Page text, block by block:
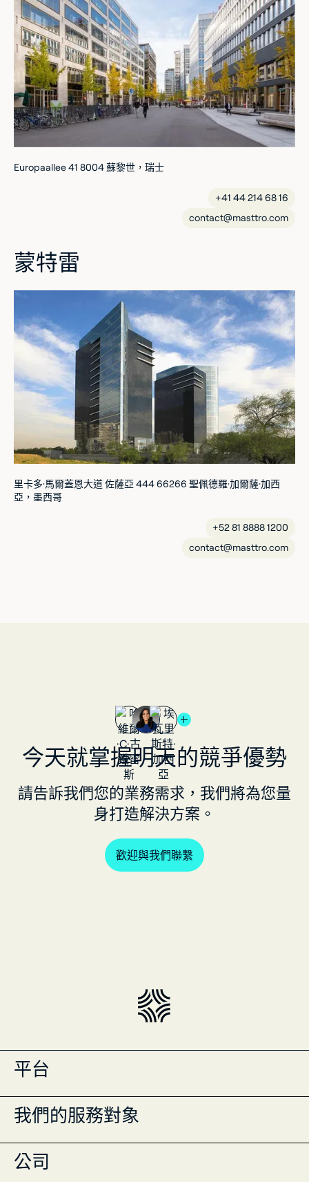
Europaallee 41 8004 蘇黎世，瑞士
+41 44 214 68 16
contact@masttro.com
蒙特雷
里卡多·馬爾蓋恩大道 佐薩亞 444 66266 聖佩德羅·加爾薩·加西
亞，墨西哥
+52 81 8888 1200
contact@masttro.com
今天就掌握明天的競爭優勢
請告訴我們您的業務需求，我們將為您量
身打造解決方案。
歡迎與我們聯繫
平台
投資組合管理
Masttro Intelligence
資料彙整
我們的服務對象
單一家族辦公室
多家族辦公室
公司